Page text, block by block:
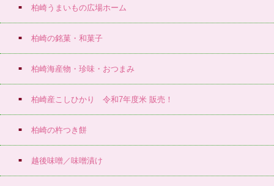
柏崎うまいもの広場ホーム
柏崎の銘菓・和菓子
柏崎海産物・珍味・おつまみ
柏崎産こしひかり 令和7年度米 販売！
柏崎の杵つき餅
越後味噌／味噌漬け